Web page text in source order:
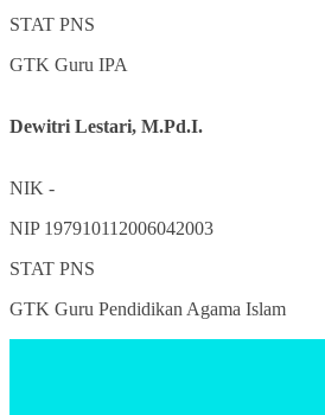
STAT PNS
GTK Guru IPA
Dewitri Lestari, M.Pd.I.
NIK -
NIP 197910112006042003
STAT PNS
GTK Guru Pendidikan Agama Islam